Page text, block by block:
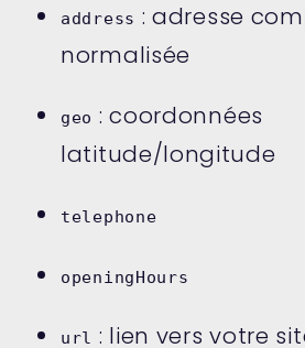
address : adresse
normalisée
geo : coordonnées
latitude/longitude
telephone
openingHours
url : lien vers votre